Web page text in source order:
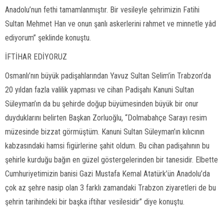
Anadolu’nun fethi tamamlanmıştır. Bir vesileyle şehrimizin Fatihi
Sultan Mehmet Han ve onun şanlı askerlerini rahmet ve minnetle yâd
ediyorum” şeklinde konuştu.
İFTİHAR EDİYORUZ
Osmanlı’nın büyük padişahlarından Yavuz Sultan Selim’in Trabzon’da
20 yıldan fazla valilik yapması ve cihan Padişahı Kanuni Sultan
Süleyman’ın da bu şehirde doğup büyümesinden büyük bir onur
duyduklarını belirten Başkan Zorluoğlu, “Dolmabahçe Sarayı resim
müzesinde bizzat görmüştüm. Kanuni Sultan Süleyman’ın kılıcının
kabzasındaki hamsi figürlerine şahit oldum. Bu cihan padişahının bu
şehirle kurduğu bağın en güzel göstergelerinden bir tanesidir. Elbette
Cumhuriyetimizin banisi Gazi Mustafa Kemal Atatürk’ün Anadolu’da
çok az şehre nasip olan 3 farklı zamandaki Trabzon ziyaretleri de bu
şehrin tarihindeki bir başka iftihar vesilesidir” diye konuştu.